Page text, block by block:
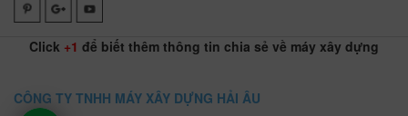
Click +1 để biết thêm thông tin chia sẻ về máy xây dựng
CÔNG TY TNHH MÁY XÂY DỰNG HẢI ÂU